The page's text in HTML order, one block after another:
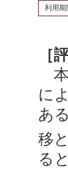
利用期
［
本
に
あ
移
る